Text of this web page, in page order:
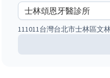
111011台灣台北市士林區文